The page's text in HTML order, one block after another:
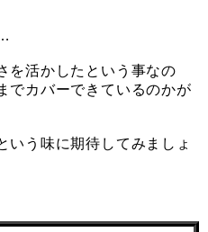
を活かしたという事なの
でカバーできているのかが
いう味に期待してみましょ